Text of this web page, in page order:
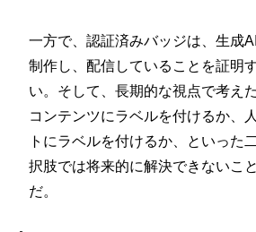
一方で、認証済みバッジは、生成
制作し、配信していることを証明
い。そして、長期的な視点で考え
コンテンツにラベルを付けるか、
トにラベルを付けるか、といった
択肢では将来的に解決できないこ
だ。